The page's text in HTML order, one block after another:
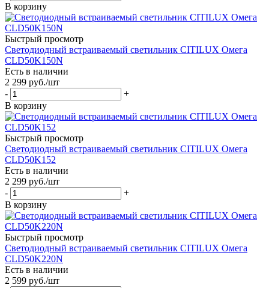
В корзину
Быстрый просмотр
Светодиодный встраиваемый светильник CITILUX Омега
CLD50K150N
Есть в наличии
2 299 руб./шт
-
+
В корзину
Быстрый просмотр
Светодиодный встраиваемый светильник CITILUX Омега
CLD50K152
Есть в наличии
2 299 руб./шт
-
+
В корзину
Быстрый просмотр
Светодиодный встраиваемый светильник CITILUX Омега
CLD50K220N
Есть в наличии
2 599 руб./шт